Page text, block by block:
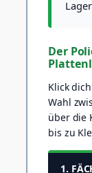
Der
Klick
Wahl
über die
bis zu
1.